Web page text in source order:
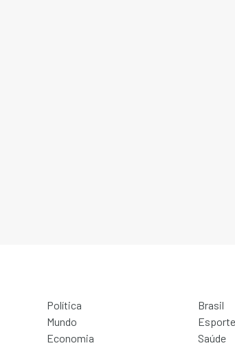
Política
Brasil
Mundo
Esporte
Economia
Saúde